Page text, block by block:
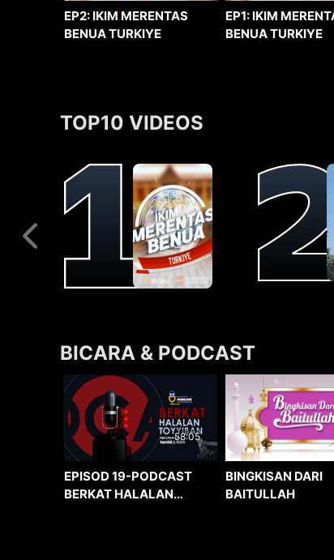
EP2: IKIM MERENTAS
BENUA TURKIYE
EP1: IKIM
BENUA TURKIYE
TOP10 VIDEOS
BICARA & PODCAST
58:05
EPISOD 19-PODCAST
BERKAT HALALAN
BINGKISAN DARI
BAITULLAH